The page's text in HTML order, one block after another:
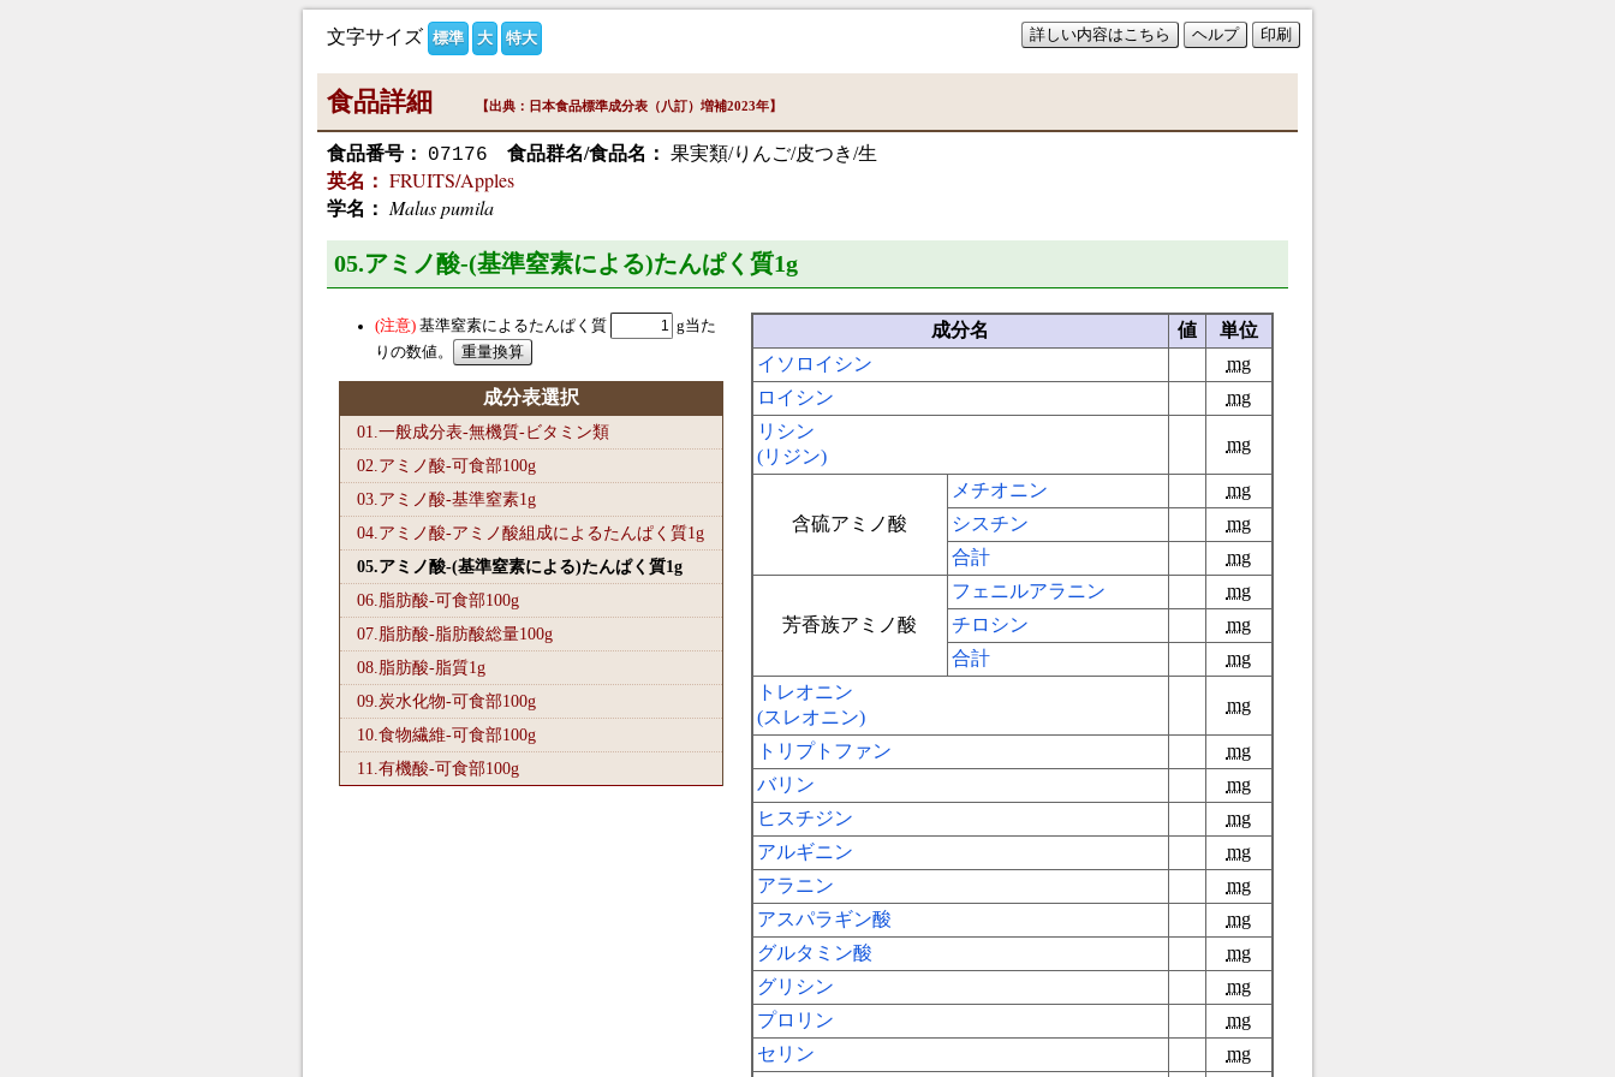
詳しい内容はこちら ヘルプ 印刷
文字サイズ 標準 大 特大
食品詳細 【出典：日本食品標準成分表（八訂）増補2023年】
食品番号： 07176 食品群名/食品名： 果実類/りんご/皮つき/生
英名： FRUITS/Apples
学名： Malus pumila
05.アミノ酸-(基準窒素による)たんぱく質1g
基準窒素によるたんぱく質
g当た
りの数値。
成分表選択
01.一般成分表-無機質-ビタミン類
02.アミノ酸-可食部100g
03.アミノ酸-基準窒素1g
04.アミノ酸-アミノ酸組成によるたんぱく質1g
05.アミノ酸-(基準窒素による)たんぱく質1g
06.脂肪酸-可食部100g
07.脂肪酸-脂肪酸総量100g
08.脂肪酸-脂質1g
09.炭水化物-可食部100g
10.食物繊維-可食部100g
11.有機酸-可食部100g
成分名 値
単位
イソロイシン
mg
ロイシン
mg
リシン
(リジン)
mg
含硫アミノ酸
メチオニン
mg
シスチン
mg
合計
mg
芳香族アミノ酸
フェニルアラニン
mg
チロシン
mg
合計
mg
トレオニン
(スレオニン)
mg
トリプトファン
mg
バリン
mg
ヒスチジン
mg
アルギニン
mg
アラニン
mg
アスパラギン酸
mg
グルタミン酸
mg
グリシン
mg
プロリン
mg
セリン
mg